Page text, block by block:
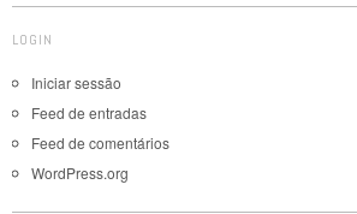
LOGIN
Iniciar sessão
Feed de entradas
Feed de comentários
WordPress.org